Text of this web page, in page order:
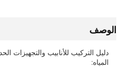
الوصف
دليل التركيب للأنابيب والتجهيزات
المياه: